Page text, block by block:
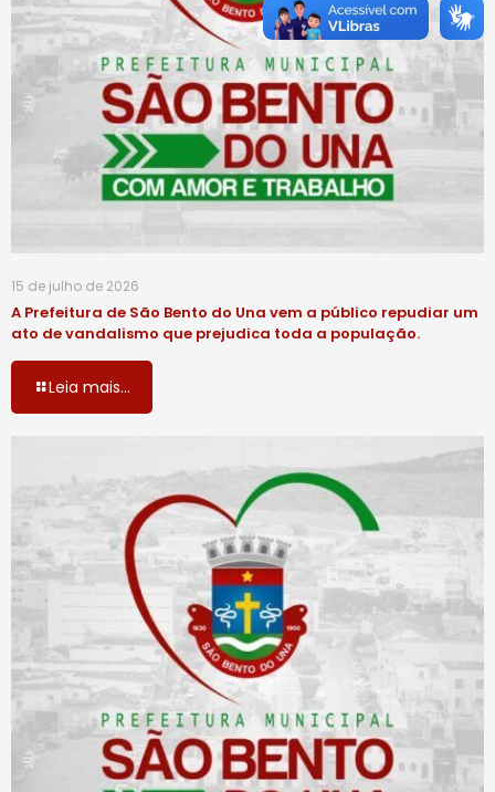
15 de julho de 2026
A Prefeitura de São Bento do Una vem a público repudiar um
ato de vandalismo que prejudica toda a população.
Leia mais...